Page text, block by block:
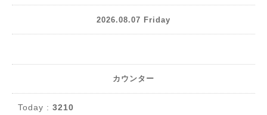
2026.08.07 Friday
カウンター
Today : 3210